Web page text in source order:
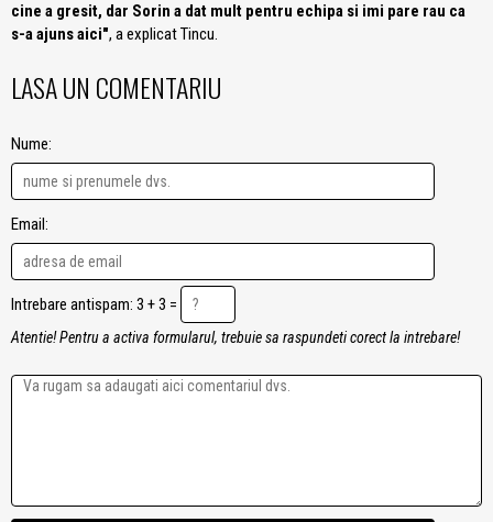
cine a gresit, dar Sorin a dat mult pentru echipa si imi pare rau ca
s-a ajuns aici", a explicat Tincu.
LASA UN COMENTARIU
Nume:
Email:
Intrebare antispam: 3 + 3 =
Atentie! Pentru a activa formularul, trebuie sa raspundeti corect la intrebare!